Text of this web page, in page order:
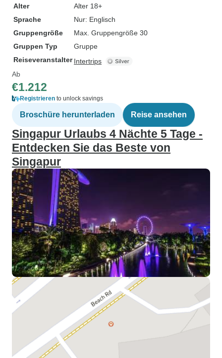
Alter
Alter 18+
Sprache
Nur: Englisch
Gruppengröße
Max. Gruppengröße 30
Gruppen Typ
Gruppe
Reiseveranstalter Intertrips
Ab
€1.212
Registrieren to unlock savings
Broschüre herunterladen Reise ansehen
Singapur Urlaubs 4 Nächte 5 Tage -
Entdecken Sie das Beste von
Singapur